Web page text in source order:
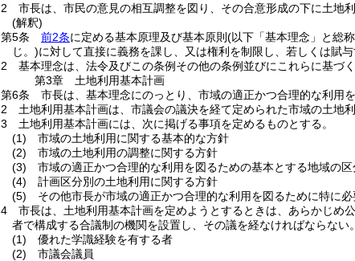
2
市長は、市民の意見の相互調整を図り、その合意形成の下に土地
(解釈)
第5条
前2条に定める基本原理及び基本原則 (以下「基本理念」と総
じ。)に対して直接に義務を課し、又は権利を制限し、若しくは賦
2
基本理念は、法令及びこの条例その他の条例並びにこれらに基づ
第3章
土地利用基本計画
第6条
市長は、基本理念にのっとり、市域の適正かつ合理的な利用
2
土地利用基本計画は、市議会の議決を経て定められた市域の土地
3
土地利用基本計画には、次に掲げる事項を定めるものとする。
(1)
市域の土地利用に関する基本的な方針
(2)
市域の土地利用の調整に関する方針
(3)
市域の適正かつ合理的な利用を図るための基本とする地域の区
(4)
計画区分別の土地利用に関する方針
(5)
その他市長が市域の適正かつ合理的な利用を図るために特に
4
市長は、土地利用基本計画を定めようとするときは、あらかじめ
者で構成する合議制の機関を設置し、その議を経なければならない。
(1)
優れた学識経験を有する者
(2)
市議会議員